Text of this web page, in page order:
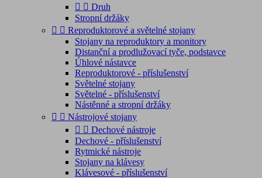
  Druh
Stropní držáky
  Reproduktorové a světelné stojany
Stojany na reproduktory a monitory
Distanční a prodlužovací tyče, podstavce
Úhlové nástavce
Reproduktorové - příslušenství
Světelné stojany
Světelné - příslušenství
Nástěnné a stropní držáky
  Nástrojové stojany
  Dechové nástroje
Dechové - příslušenství
Rytmické nástroje
Stojany na klávesy
Klávesové - příslušenství